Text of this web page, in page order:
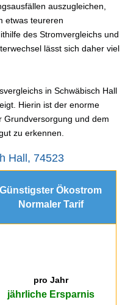
auszugleichen,
etwas teureren
des Stromvergleichs und
lässt sich daher viel
in Schwäbisch Hall
Hierin ist der enorme
Grundversorgung und dem
zu erkennen.
Hall, 74523
Günstigster Ökostrom
Normaler Tarif
pro Jahr
jährliche Ersparnis